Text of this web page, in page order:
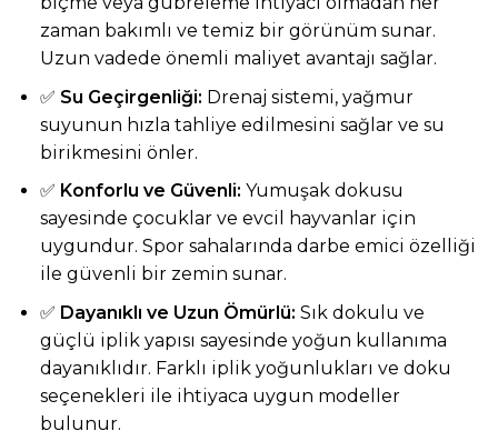
zaman bakımlı ve temiz bir görünüm sunar.
Uzun vadede önemli maliyet avantajı sağlar.
✅ Su Geçirgenliği: Drenaj sistemi, yağmur
suyunun hızla tahliye edilmesini sağlar ve su
birikmesini önler.
✅ Konforlu ve Güvenli: Yumuşak dokusu
sayesinde çocuklar ve evcil hayvanlar için
uygundur. Spor sahalarında darbe emici özelliği
ile güvenli bir zemin sunar.
✅ Dayanıklı ve Uzun Ömürlü: Sık dokulu ve
güçlü iplik yapısı sayesinde yoğun kullanıma
dayanıklıdır. Farklı iplik yoğunlukları ve doku
seçenekleri ile ihtiyaca uygun modeller
bulunur.